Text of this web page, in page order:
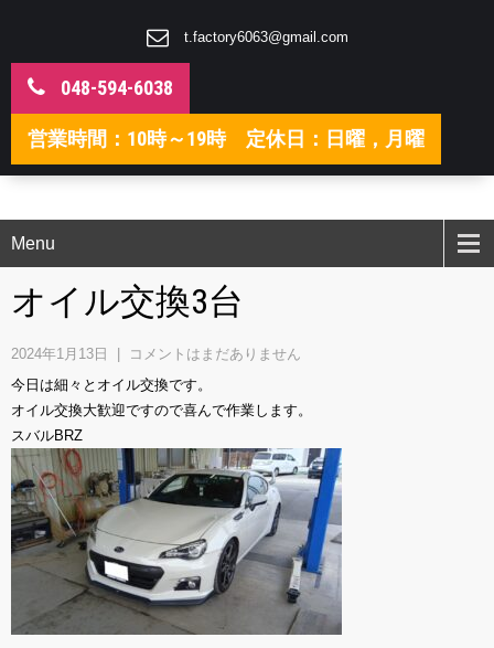
t.factory6063@gmail.com
048-594-6038
営業時間：10時～19時 定休日：日曜，月曜
Menu
オイル交換3台
2024年1月13日
コメントはまだありません
今日は細々とオイル交換です。
オイル交換大歓迎ですので喜んで作業します。
スバルBRZ